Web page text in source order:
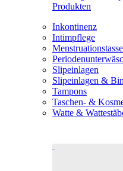
Produkten
Inkontinenz
Intimpflege
Slipeinlagen
Slipeinlagen &
Tampons
Taschen- &
Watte &